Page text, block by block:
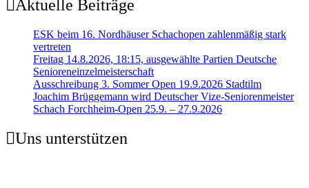
Aktuelle Beiträge
ESK beim 16. Nordhäuser Schachopen zahlenmäßig stark
vertreten
Freitag 14.8.2026, 18:15, ausgewählte Partien Deutsche
Senioreneinzelmeisterschaft
Ausschreibung 3. Sommer Open 19.9.2026 Stadtilm
Joachim Brüggemann wird Deutscher Vize-Seniorenmeister
Schach Forchheim-Open 25.9. – 27.9.2026
Uns unterstützen